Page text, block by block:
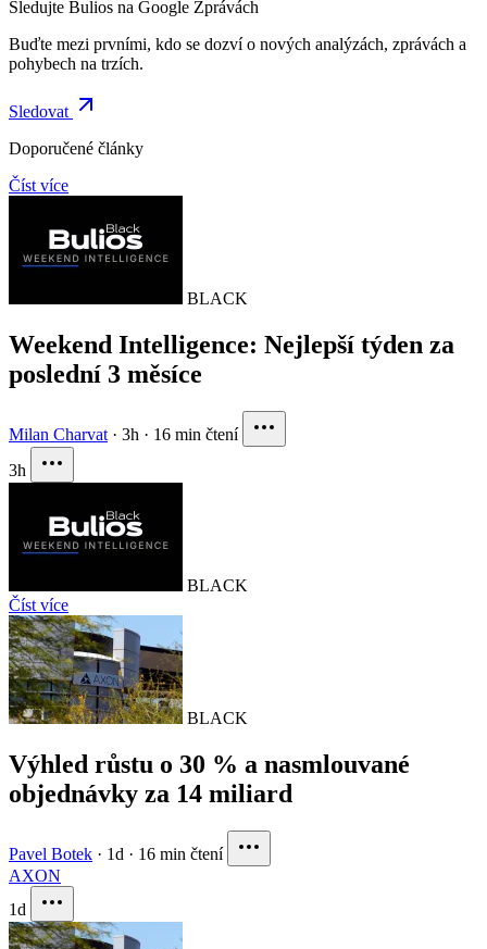
Sledujte Bulios na Google Zprávách
Buďte mezi prvními, kdo se dozví o nových analýzách, zprávách a
pohybech na trzích.
Sledovat
Doporučené články
Číst více
BLACK
Weekend Intelligence: Nejlepší týden za
poslední 3 měsíce
Milan Charvat · 3h · 16 min čtení
3h
BLACK
Číst více
BLACK
Výhled růstu o 30 % a nasmlouvané
objednávky za 14 miliard
Pavel Botek · 1d · 16 min čtení
AXON
1d